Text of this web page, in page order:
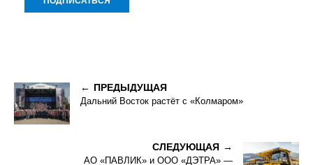
ПРЕДЫДУЩАЯ
Дальний Восток растёт с «Колмаром»
СЛЕДУЮЩАЯ
АО «ПАВЛИК» и ООО «ДЭТРА» —